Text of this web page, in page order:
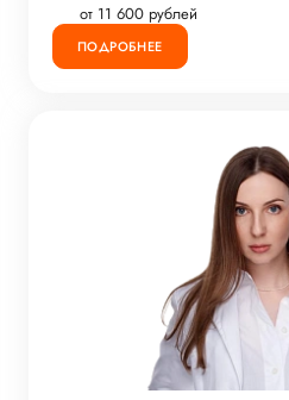
от 11 600 рублей
ПОДРОБНЕЕ